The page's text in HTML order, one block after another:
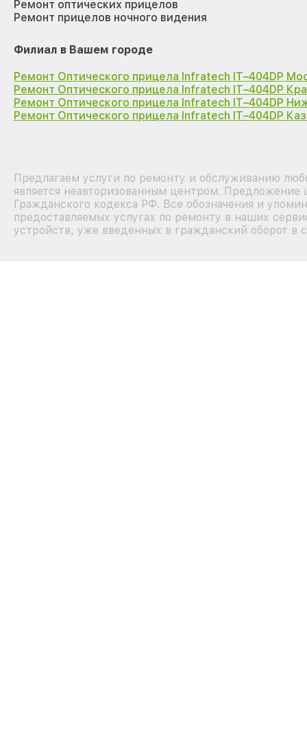
Ремонт оптических прицелов
Ремонт прицелов ночного видения
Филиал в Вашем городе
Ремонт Оптического прицела Infratech IT–404DP
Ремонт Оптического прицела Infratech IT–404DP
Ремонт Оптического прицела Infratech IT–404DP
Ремонт Оптического прицела Infratech IT–404DP
Предлагаем услуги по ремонту и обслуживанию
является неавторизованным центром.
Гражданского кодекса РФ. Все обозначения и
предоставляемых услугах по ремонту в наших
устройств, уже введенных в гражданский оборот в